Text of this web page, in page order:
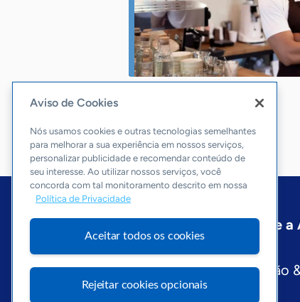
Sobre a
Editorias
Economia & PolíticaInovação
Aviso de Cookies
Nós usamos cookies e outras tecnologias semelhantes
para melhorar a sua experiência em nossos serviços,
personalizar publicidade e recomendar conteúdo de
seu interesse. Ao utilizar nossos serviços, você
concorda com tal monitoramento descrito em nossa
Política de Privacidade
Aceitar todos os cookies
Rejeitar cookies opcionais